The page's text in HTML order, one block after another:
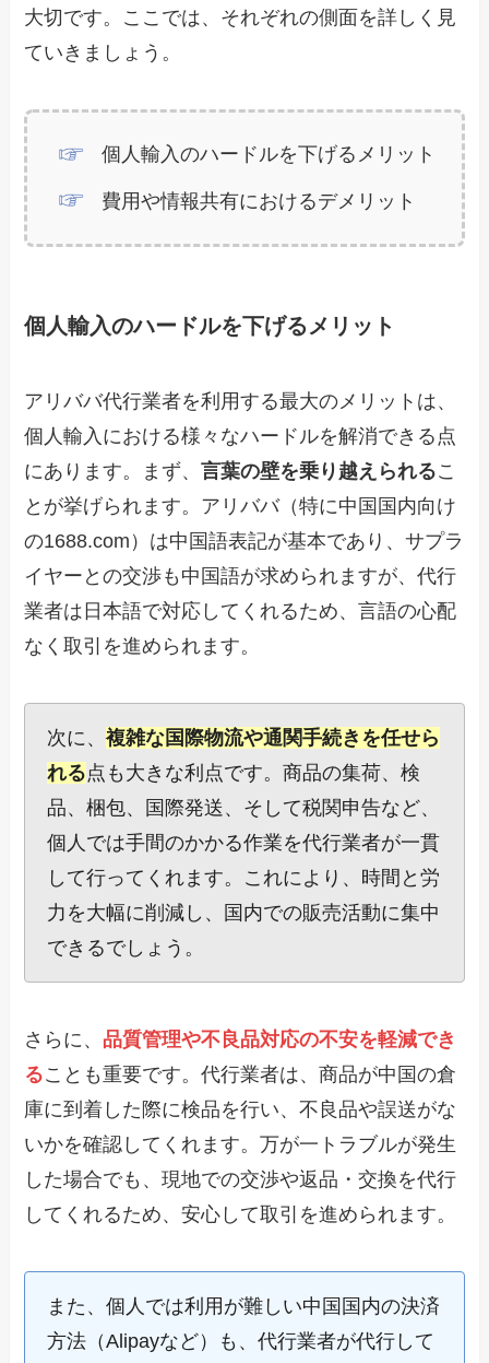
大切です。ここでは、それぞれの側面を詳しく見
ていきましょう。
個人輸入のハードルを下げるメリット
費用や情報共有におけるデメリット
個人輸入のハードルを下げるメリット
アリババ代行業者を利用する最大のメリットは、
個人輸入における様々なハードルを解消できる点
にあります。まず、言葉の壁を乗り越えられるこ
とが挙げられます。アリババ（特に中国国内向け
の1688.com）は中国語表記が基本であり、サプラ
イヤーとの交渉も中国語が求められますが、代行
業者は日本語で対応してくれるため、言語の心配
なく取引を進められます。
次に、複雑な国際物流や通関手続きを任せら
れる点も大きな利点です。商品の集荷、検
品、梱包、国際発送、そして税関申告など、
個人では手間のかかる作業を代行業者が一貫
して行ってくれます。これにより、時間と労
力を大幅に削減し、国内での販売活動に集中
できるでしょう。
さらに、 品質管理や不良品対応の不安を軽減でき
ることも重要です。代行業者は、商品が中国の倉
庫に到着した際に検品を行い、不良品や誤送がな
いかを確認してくれます。万が一トラブルが発生
した場合でも、現地での交渉や返品・交換を代行
してくれるため、安心して取引を進められます。
また、個人では利用が難しい中国国内の決済
方法（Alipayなど）も、代行業者が代行して